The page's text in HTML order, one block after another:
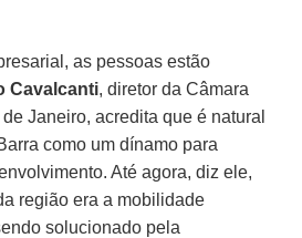
as pessoas estão
Cavalcanti, diretor da Câmara
Janeiro, acredita que é natural
como um dínamo para
Até agora, diz ele,
região era a mobilidade
solucionado pela